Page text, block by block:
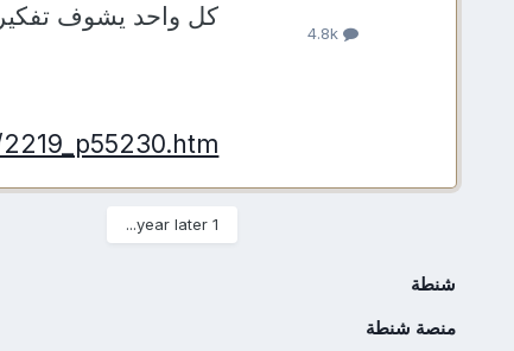
4.8k
كل واحد يشوف
1 year later...
شنطة
منصة شنطة